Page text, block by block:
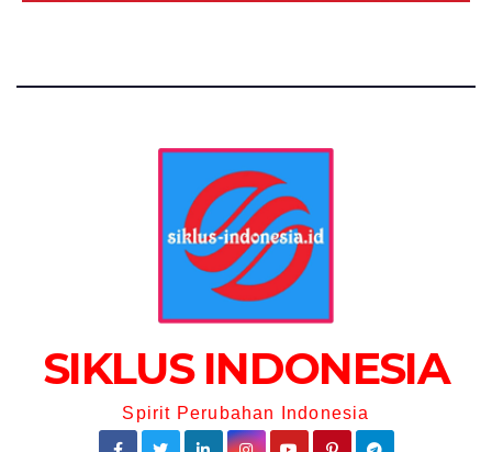
SIKLUS INDONESIA
Spirit Perubahan Indonesia